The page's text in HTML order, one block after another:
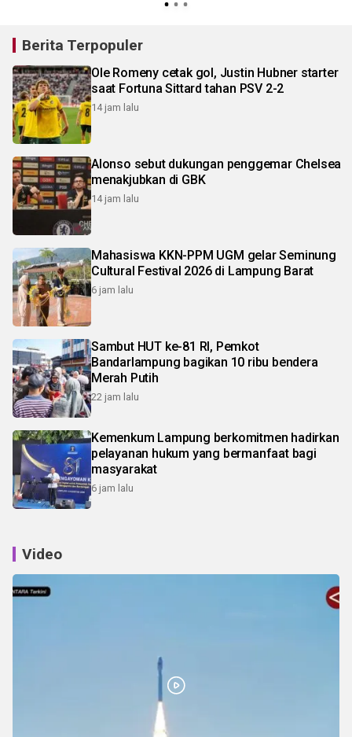
Berita Terpopuler
Ole Romeny cetak gol, Justin Hubner starter
saat Fortuna Sittard tahan PSV 2-2
14 jam lalu
Alonso sebut dukungan penggemar Chelsea
menakjubkan di GBK
14 jam lalu
Mahasiswa KKN-PPM UGM gelar Seminung
Cultural Festival 2026 di Lampung Barat
6 jam lalu
Sambut HUT ke-81 RI, Pemkot
Bandarlampung bagikan 10 ribu bendera
Merah Putih
22 jam lalu
Kemenkum Lampung berkomitmen hadirkan
pelayanan hukum yang bermanfaat bagi
masyarakat
6 jam lalu
Video